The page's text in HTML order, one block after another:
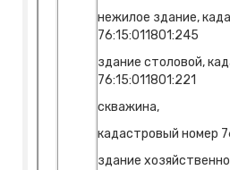
нежилое здание,
76:15:011801:245
здание столовой,
76:15:011801:221
скважина,
кадастровый номер
здание